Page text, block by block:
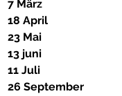
7 März
18 April
23 Mai
13 juni
11 Juli
26 September